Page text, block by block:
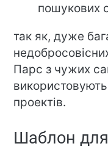
пошукових
так як, дуже
Парс з чужих
проектів.
Шаблон